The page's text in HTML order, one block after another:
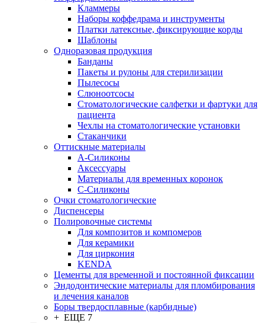
Кламмеры
Наборы коффедрама и инструменты
Платки латексные, фиксирующие корды
Шаблоны
Одноразовая продукция
Банданы
Пакеты и рулоны для стерилизации
Пылесосы
Слюноотсосы
Стоматологические салфетки и фартуки для
пациента
Чехлы на стоматологические установки
Стаканчики
Оттискные материалы
А-Силиконы
Аксессуары
Материалы для временных коронок
С-Силиконы
Очки стоматологические
Диспенсеры
Полировочные системы
Для композитов и компомеров
Для керамики
Для циркония
KENDA
Цементы для временной и постоянной фиксации
Эндодонтические материалы для пломбирования
и лечения каналов
Боры твердосплавные (карбидные)
+ ЕЩЕ 7